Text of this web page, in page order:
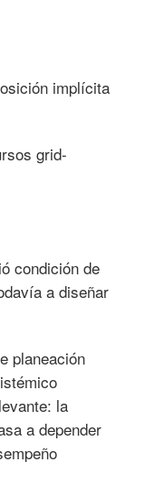
implícita
grid-
condición de
a diseñar
planeación
la
a depender